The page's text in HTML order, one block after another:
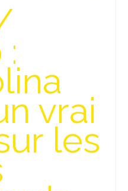
vrai
les